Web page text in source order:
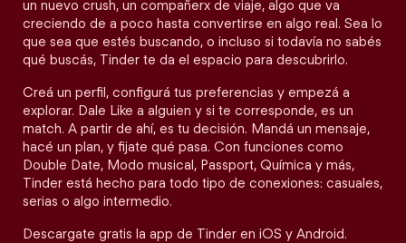
un nuevo crush, un compañerx de viaje, algo que va
creciendo de a poco hasta convertirse en algo real. Sea lo
que sea que estés buscando, o incluso si todavía no sabés
qué buscás, Tinder te da el espacio para descubrirlo.
Creá un perfil, configurá tus preferencias y empezá a
explorar. Dale Like a alguien y si te corresponde, es un
match. A partir de ahí, es tu decisión. Mandá un mensaje,
hacé un plan, y fijate qué pasa. Con funciones como
Double Date, Modo musical, Passport, Química y más,
Tinder está hecho para todo tipo de conexiones: casuales,
serias o algo intermedio.
Descargate gratis la app de Tinder en iOS y Android.